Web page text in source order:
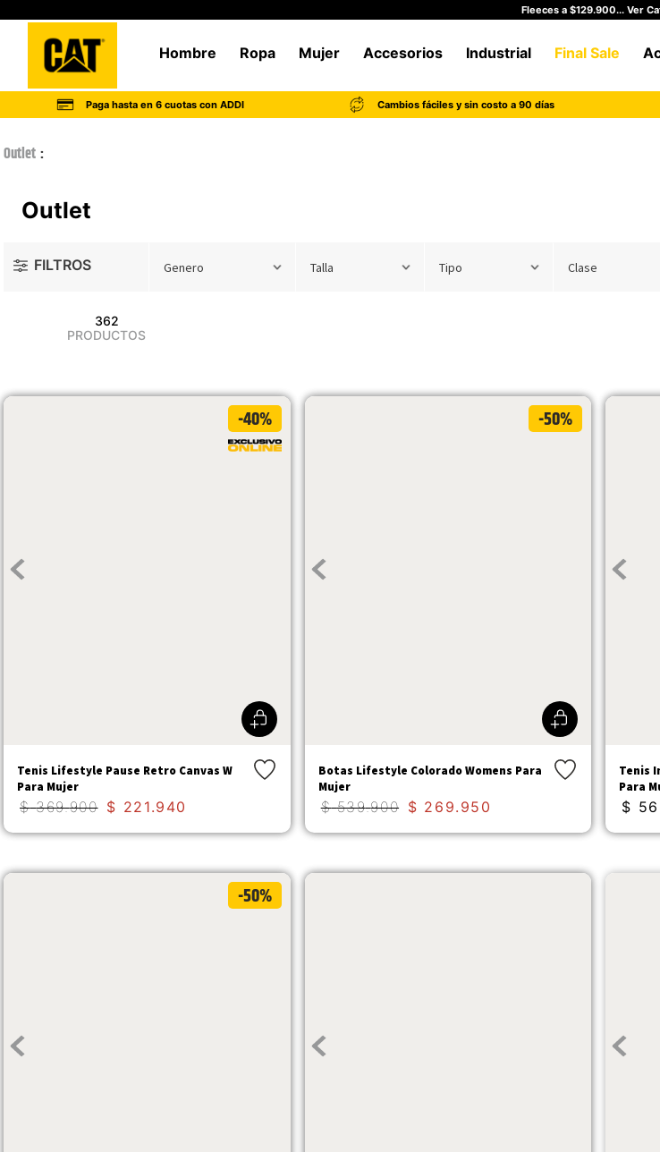
Accesorios con 50% OFF... Ver
Hombre Ropa Mujer Accesorios Industrial Final Sale
Paga hasta en 6 cuotas con ADDI Cambios fáciles y sin costo a 90 días
Outlet
Outlet
FILTROS Genero Talla Tipo Clase
362
PRODUCTOS
-40%
Tenis Lifestyle Pause Retro Canvas W
Para Mujer
$ 369.900 $ 221.940
-50%
Botas Lifestyle Colorado Womens Para
Mujer
$ 539.900 $ 269. 950
Tenis
Para
$
-50%
1 botas hombre
6
10. tenis mujer